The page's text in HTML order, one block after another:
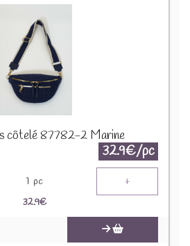
côtelé 87782-2 Marine
32.9€/pc
1 pc +
32.9€